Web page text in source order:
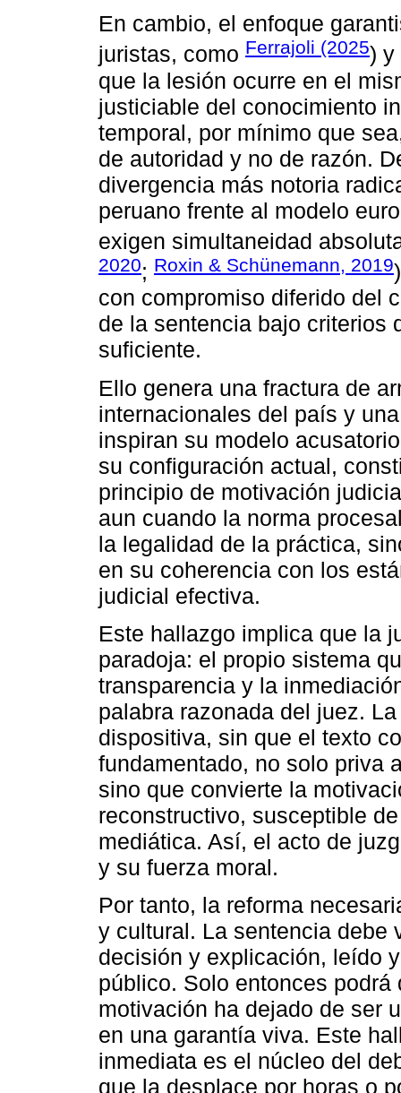
En cambio, el enfoque
juristas, como Ferrajoli (2025) y
que la lesión ocurre en el
justiciable del conocimiento
temporal, por mínimo que
de autoridad y no de razón.
divergencia más notoria
peruano frente al modelo
exigen simultaneidad
2020; Roxin & Schünemann, 2019
con compromiso diferido del
de la sentencia bajo criterios
suficiente.
Ello genera una fractura de
internacionales del país y
inspiran su modelo
su configuración actual,
principio de motivación
aun cuando la norma
la legalidad de la práctica,
en su coherencia con los
judicial efectiva.
Este hallazgo implica que la
paradoja: el propio sistema
transparencia y la
palabra razonada del juez.
dispositiva, sin que el texto
fundamentado, no solo priva
sino que convierte la
reconstructivo, susceptible
mediática. Así, el acto de
y su fuerza moral.
Por tanto, la reforma
y cultural. La sentencia debe
decisión y explicación, leído
público. Solo entonces
motivación ha dejado de ser
en una garantía viva. Este
inmediata es el núcleo del
que la desplace por horas o